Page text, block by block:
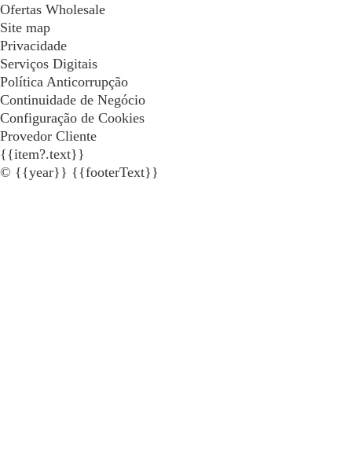
Ofertas Wholesale
Site map
Privacidade
Serviços Digitais
Política Anticorrupção
Continuidade de Negócio
Configuração de Cookies
Provedor Cliente
{{item?.text}}
© {{year}} {{footerText}}